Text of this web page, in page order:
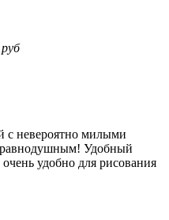
руб
с невероятно милыми
равнодушным! Удобный
удобно для рисования